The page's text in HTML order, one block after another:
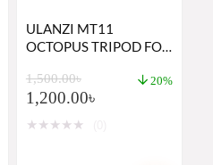
ULANZI MT11
OCTOPUS TRIPOD FOR
DSLR CAMERA
1,500.00৳
1,200.00৳
20%
★ ★ ★ ★ ★